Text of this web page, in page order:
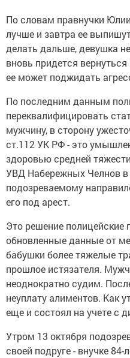
По словам правнучки
лучше и завтра ее
делать дальше, девушка
вновь придется
ее может поджидать
По последним данным
переквалифицировать
мужчину, в сторону
ст.112 УК РФ - это
здоровью средней
УВД Набережных Челнов
подозреваемому
его под арест.
Это решение полицейские
обновленные данные от
бабушки более тяжелые
прошлое истязателя.
неоднократно судим.
неуплату алиментов. Как
еще и состоял на учете с
Утром 13 октября
своей подруге - внучке